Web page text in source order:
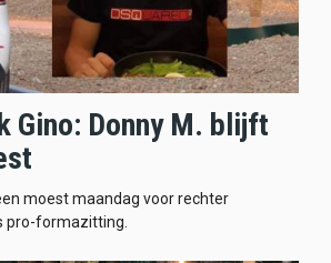
Gino: Donny M. blijft
moest maandag voor rechter
pro-formazitting.